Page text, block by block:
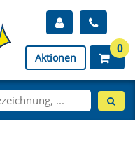
Aktionen
0